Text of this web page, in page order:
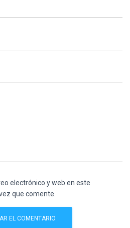
electrónico y web en este
que comente.